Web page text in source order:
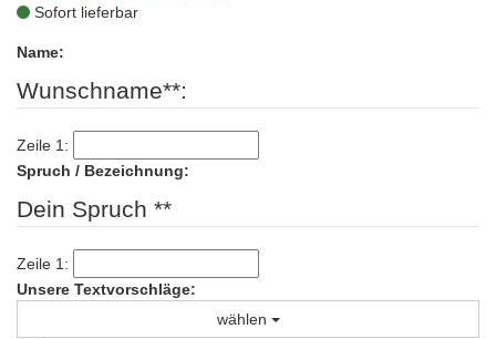
Sofort lieferbar
Name:
Wunschname**:
Zeile 1:
Spruch / Bezeichnung:
Dein Spruch **
Zeile 1:
Unsere Textvorschläge:
wählen